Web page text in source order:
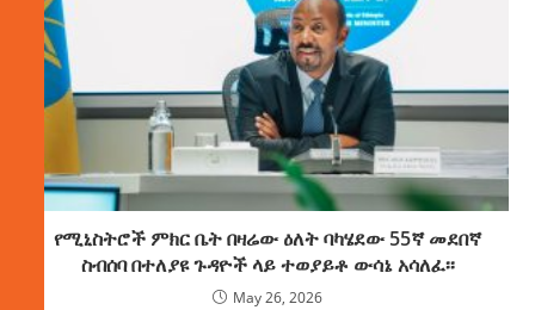
የሚኒስትሮች ምክር ቤት በዛሬው ዕለት ባካሄደው 55ኛ መደበኛ
ስብሰባ በተለያዩ ጉዳዮች ላይ ተወያይቶ ውሳኔ አሳለፈ፡፡
May 26, 2026